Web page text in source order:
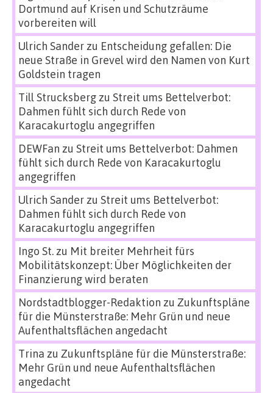
Dortmund auf Krisen und Schutzräume
vorbereiten will
Ulrich Sanderzu Entscheidung gefallen: Die
neue Straße in Grevel wird den Namen von Kurt
Goldstein tragen
Till Strucksbergzu Streit ums Bettelverbot:
Dahmen fühlt sich durch Rede von
Karacakurtoglu angegriffen
DEWFan zu Streit ums Bettelverbot: Dahmen
fühlt sich durch Rede von Karacakurtoglu
angegriffen
Ulrich Sanderzu Streit ums Bettelverbot:
Dahmen fühlt sich durch Rede von
Karacakurtoglu angegriffen
Ingo St.zu Mit breiter Mehrheit fürs
Mobilitätskonzept: Über Möglichkeiten der
Finanzierung wird beraten
Nordstadtblogger-Redaktion zu Zukunftspläne
für die Münsterstraße: Mehr Grün und neue
Aufenthaltsflächen angedacht
Trina zu Zukunftspläne für die Münsterstraße:
Mehr Grün und neue Aufenthaltsflächen
angedacht